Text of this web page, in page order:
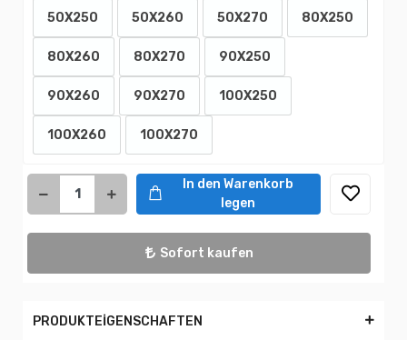
50X250
50X260 50X270 80X250
80X260 80X270 90X250
90X260 90X270 100X250
100X260 100X270
In den Warenkorb
legen
Sofort kaufen
PRODUKTEİGENSCHAFTEN